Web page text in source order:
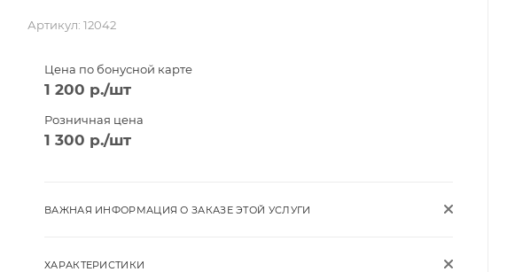
Артикул: 12042
Цена по бонусной карте
1 200 р./шт
Розничная цена
1 300 р./шт
ВАЖНАЯ ИНФОРМАЦИЯ О ЗАКАЗЕ ЭТОЙ УСЛУГИ
ХАРАКТЕРИСТИКИ